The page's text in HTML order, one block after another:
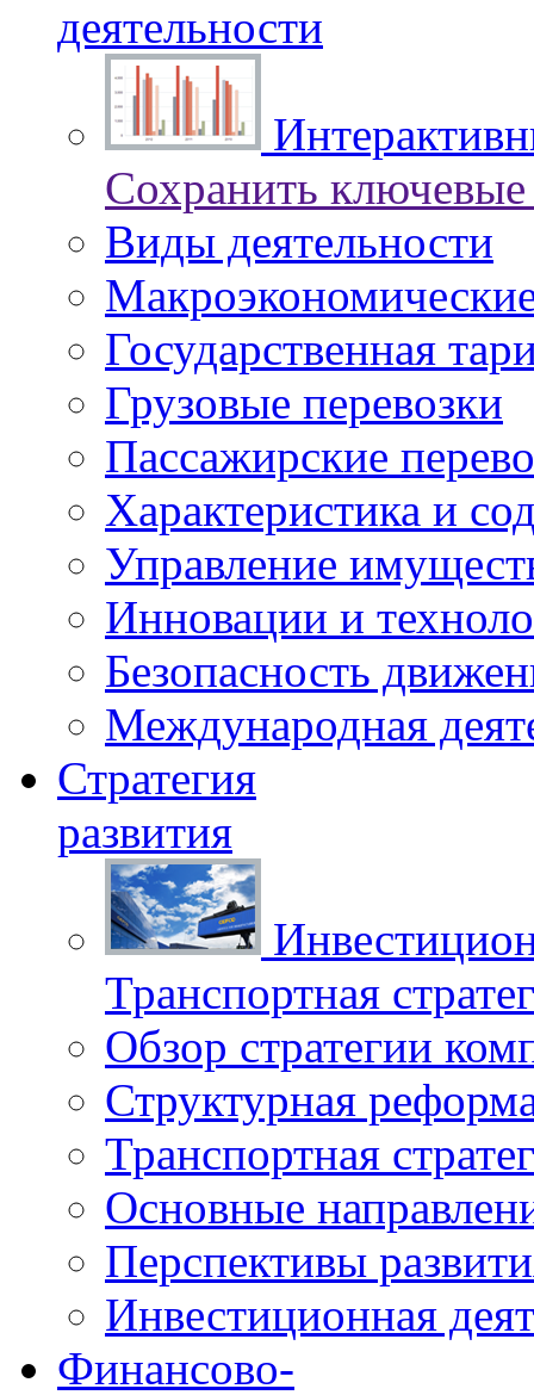
деятельности
Сохранить ключевые
Виды деятельности
Государственная
Грузовые перевозки
Пассажирские
Характеристика и
Управление
Инновации и
Безопасность
Международная
Стратегия
развития
Транспортная
Обзор стратегии
Структурная
Транспортная
Основные
Перспективы
Инвестиционная
Финансово-